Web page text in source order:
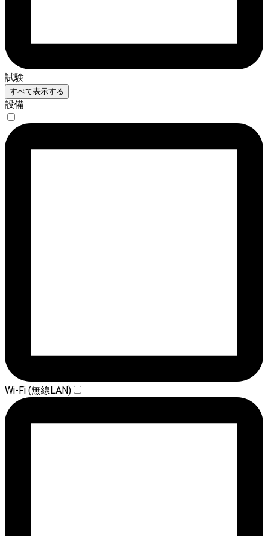
試験
すべて表示する
設備
Wi-Fi (無線LAN)